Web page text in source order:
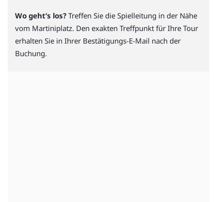
Wo geht’s los? Treffen Sie die Spielleitung in der Nähe
vom Martiniplatz. Den exakten Treffpunkt für Ihre Tour
erhalten Sie in Ihrer Bestätigungs-E-Mail nach der
Buchung.